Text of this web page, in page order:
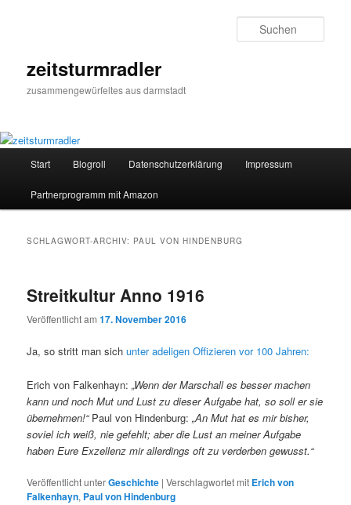
zeitsturmradler
zusammengewürfeltes aus darmstadt
Start Blogroll Datenschutzerklärung Impressum
Partnerprogramm mit Amazon
SCHLAGWORT-ARCHIV: PAUL VON HINDENBURG
Streitkultur Anno 1916
Veröffentlicht am17. November 2016
Ja, so stritt man sichunter adeligen Offizieren vor 100 Jahren:
Erich von Falkenhayn:„Wenn der Marschall es besser machen
kann und noch Mut und Lust zu dieser Aufgabe hat, so soll er sie
übernehmen!“Paul von Hindenburg:„An Mut hat es mir bisher,
soviel ich weiß, nie gefehlt; aber die Lust an meiner Aufgabe
haben Eure Exzellenz mir allerdings oft zu verderben gewusst.“
Veröffentlicht unterGeschichte |Verschlagwortet mit Erich von
Falkenhayn, Paul von Hindenburg